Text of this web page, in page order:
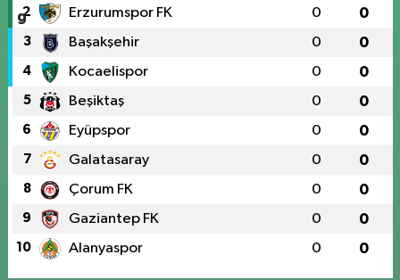
2 Erzurumspor FK 0 0
3 Başakşehir 0 0
4 Kocaelispor 0 0
5 Beşiktaş 0 0
6 Eyüpspor 0 0
7 Galatasaray 0 0
8 Çorum FK 0 0
9 Gaziantep FK 0 0
10 Alanyaspor 0 0